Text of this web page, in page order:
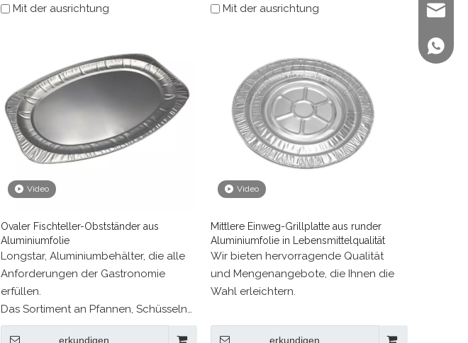
Mit der ausrichtung
Video
Ovaler Fischteller-Obstständer aus
Aluminiumfolie
Longstar, Aluminiumbehälter, die alle
Anforderungen der Gastronomie
erfüllen.
Das Sortiment an Pfannen, Schüsseln
und anderen Aluminiumbehältern
erkundigen
Mit der ausrichtung
Video
Mittlere Einweg-Grillplatte aus runder
Aluminiumfolie in Lebensmittelqualität
Wir bieten hervorragende Qualität
und Mengenangebote, die Ihnen die
Wahl erleichtern.
erkundigen
+86